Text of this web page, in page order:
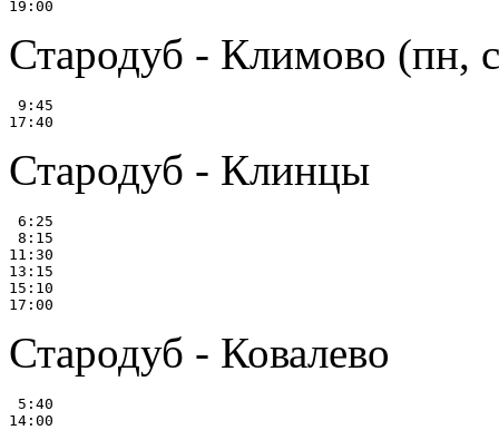
Стародуб - Климово (пн,
9:45
Стародуб - Клинцы
6:25
8:15
11:30
13:15
15:10
Стародуб - Ковалево
5:40